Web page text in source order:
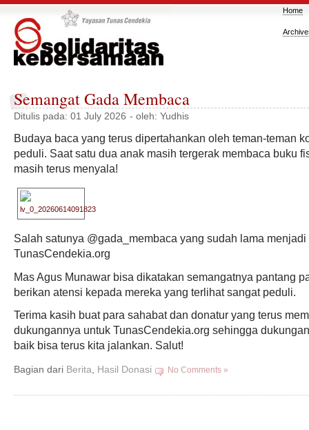
Home
Semangat Gada Membaca
Ditulis pada: 01 July 2026 - oleh: Yudhis
Budaya baca yang terus dipertahankan oleh teman-teman
peduli. Saat satu dua anak masih tergerak membaca buku
masih terus menyala!
Salah satunya @gada_membaca yang sudah lama menjadi
TunasCendekia.org
Mas Agus Munawar bisa dikatakan semangatnya pantang
berikan atensi kepada mereka yang terlihat sangat peduli.
Terima kasih buat para sahabat dan donatur yang terus
dukungannya untuk TunasCendekia.org sehingga
baik bisa terus kita jalankan. Salut!
Bagian dari Berita Hasil Donasi No Comments »